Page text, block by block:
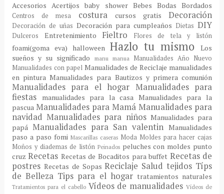
AccesoriosAcertijosbaby shower Bebes BodasBordados
Centros de mesa costura cursos gratisDecoración
Decoración de uñas Decoración para cumpleaños DietasDIY
Dulceros Entretenimiento Fieltro Flores de tela y listón
foami(goma eva) halloween Hazlo tu mismoLos
sueños y su significado
manu manua Manualidades Año Nuevo
Manualidades con papel Manualidades de Reciclaje manualidades
en pinturaManualidades para Bautizos y primera comunión
Manualidades para el hogar Manualidades para
fiestas
manualidades para la casa Manualidades para la
pascua Manualidades para MamáManualidades para
navidadManualidades para niños Manualidades para
papá Manualidades para San valentinManualidades
paso a paso fomi Mascarillas caseras Moda Moldes para hacer cajas
Moños y diademas de listón Peinados peluches con moldes punto
cruzRecetas Recetas de Bocaditos para buffet Recetas de
postres Recetas de SopasReciclaje Saludtejidos Típs
de Belleza Tips para el hogar tratamientos naturales
Tratamientos para el cabello Vídeos de manualidadesVídeos de